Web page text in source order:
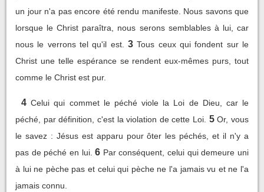
un jour n'a pas encore été rendu manifeste. Nous savons que
lorsque le Christ paraîtra, nous serons semblables à lui, car
nous le verrons tel qu'il est.
3 Tous ceux qui fondent sur le
Christ une telle espérance se rendent eux-mêmes purs, tout
comme le Christ est pur.
4 Celui qui commet le péché viole la Loi de Dieu, car le
péché, par définition, c'est la violation de cette Loi. 5 Or, vous
le savez : Jésus est apparu pour ôter les péchés, et il n'y a
pas de péché en lui. 6 Par conséquent, celui qui demeure uni
à lui ne pèche pas et celui qui pèche ne l'a jamais vu et ne l'a
jamais connu.